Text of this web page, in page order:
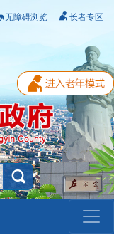
无障碍浏览 长者专区